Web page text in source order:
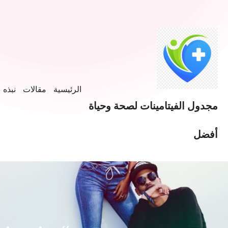
المحتوى
مجدول الفيتامينات لصحة وحياة
أفضل
الرئيسية مقالات نبذه